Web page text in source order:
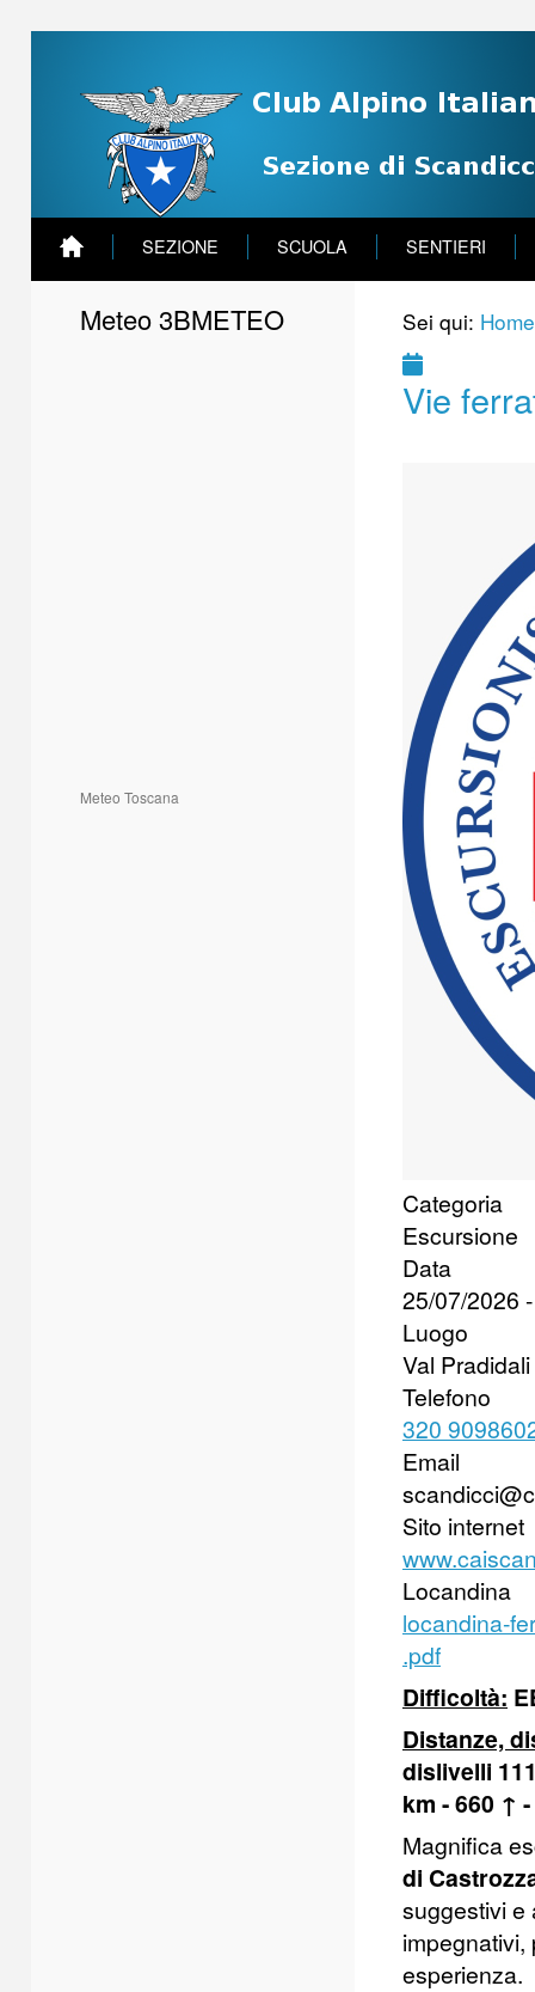
SEZIONE SCUOLA SENTIERI
Meteo 3BMETEO
Meteo Toscana
Sei qui: Home
Vie
Categoria
Escursione
Data
25/07/2026
Luogo
Val Pradidali
Telefono
320
Email
Sito internet
Locandina
locandina-
.pdf
Difficoltà:
Distanze,
dislivelli
km - 660 ↑
Magnifica
di
suggestivi e
esperienza.